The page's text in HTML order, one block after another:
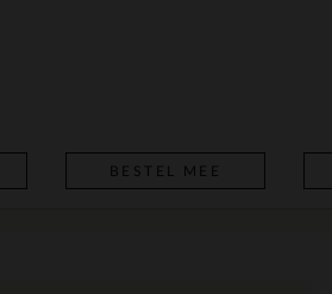
BESTEL MEE